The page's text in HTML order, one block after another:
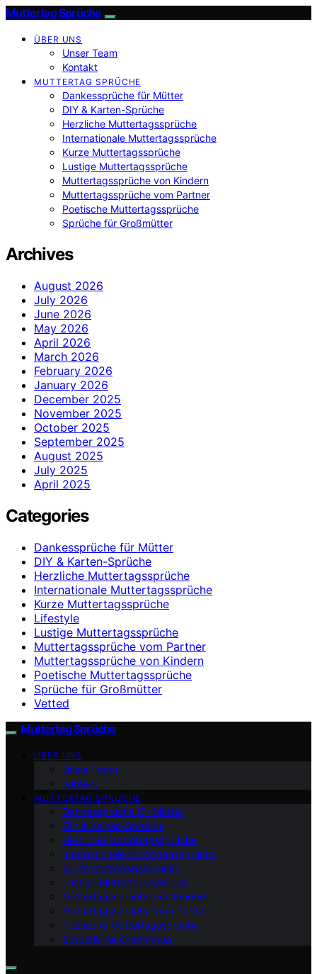
Muttertag Sprüche
ÜBER UNS
Unser Team
Kontakt
MUTTERTAG SPRÜCHE
Dankessprüche für Mütter
DIY & Karten-Sprüche
Herzliche Muttertagssprüche
Internationale Muttertagssprüche
Kurze Muttertagssprüche
Lustige Muttertagssprüche
Muttertagssprüche von Kindern
Muttertagssprüche vom Partner
Poetische Muttertagssprüche
Sprüche für Großmütter
Archives
August 2026
July 2026
June 2026
May 2026
April 2026
March 2026
February 2026
January 2026
December 2025
November 2025
October 2025
September 2025
August 2025
July 2025
April 2025
Categories
Dankessprüche für Mütter
DIY & Karten-Sprüche
Herzliche Muttertagssprüche
Internationale Muttertagssprüche
Kurze Muttertagssprüche
Lifestyle
Lustige Muttertagssprüche
Muttertagssprüche vom Partner
Muttertagssprüche von Kindern
Poetische Muttertagssprüche
Sprüche für Großmütter
Vetted
Muttertag Sprüche
ÜBER UNS
Unser Team
Kontakt
MUTTERTAG SPRÜCHE
Dankessprüche für Mütter
DIY & Karten-Sprüche
Herzliche Muttertagssprüche
Internationale Muttertagssprüche
Kurze Muttertagssprüche
Lustige Muttertagssprüche
Muttertagssprüche von Kindern
Muttertagssprüche vom Partner
Poetische Muttertagssprüche
Sprüche für Großmütter